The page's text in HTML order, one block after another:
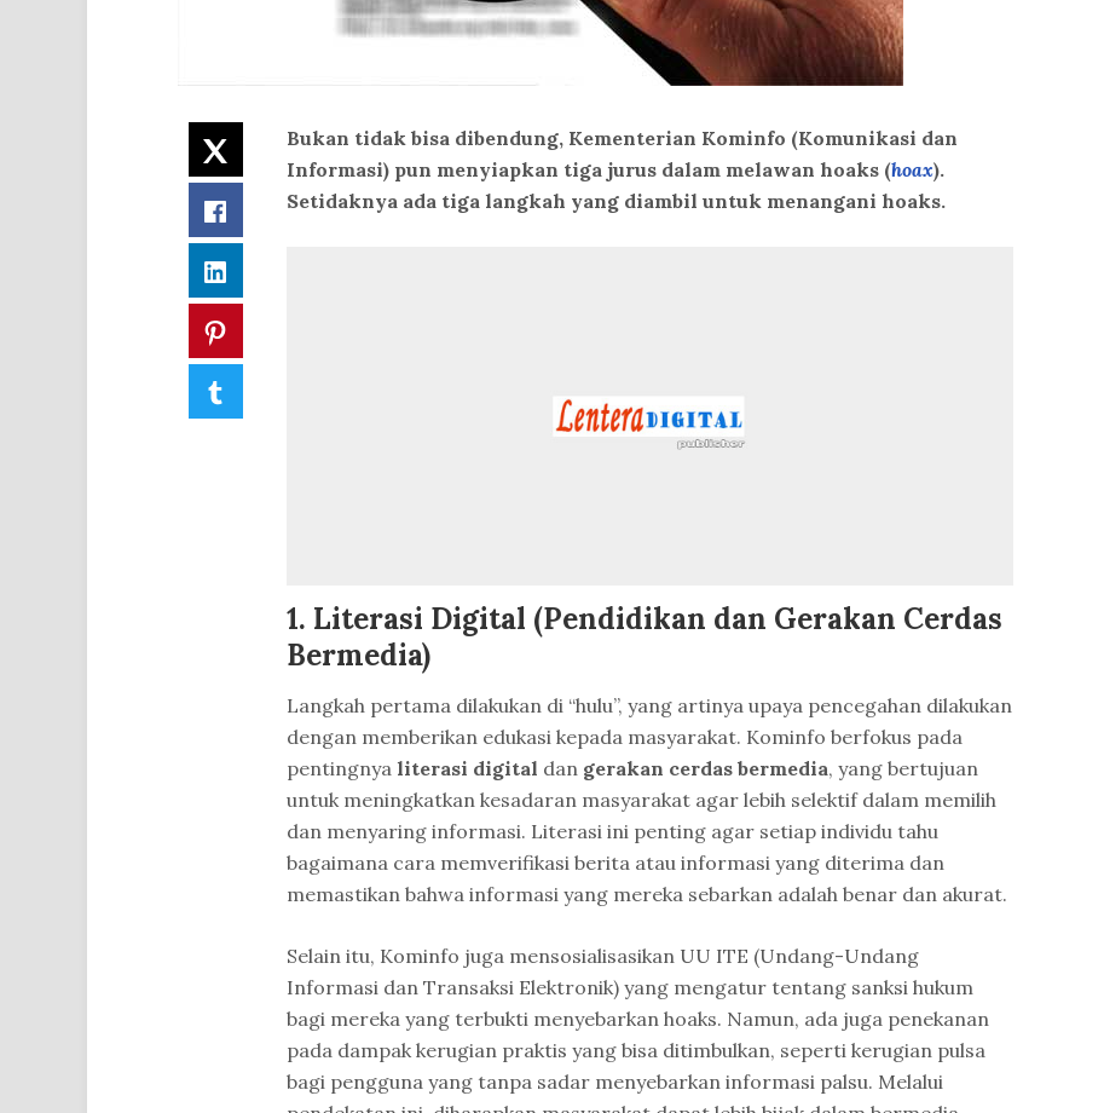
Twitter
Facebook
Bukan tidak bisa dibendung, Kementerian Kominfo (Komunikasi dan
Informasi) pun menyiapkan tiga jurus dalam melawan hoaks (hoax).
Setidaknya ada tiga langkah yang diambil untuk menangani hoaks.
1. Literasi Digital (Pendidikan dan Gerakan Cerdas
Bermedia)
Langkah pertama dilakukan di “hulu”, yang artinya upaya pencegahan dilakukan
dengan memberikan edukasi kepada masyarakat. Kominfo berfokus pada
pentingnya literasi digital dan gerakan cerdas bermedia, yang bertujuan
untuk meningkatkan kesadaran masyarakat agar lebih selektif dalam memilih
dan menyaring informasi. Literasi ini penting agar setiap individu tahu
bagaimana cara memverifikasi berita atau informasi yang diterima dan
memastikan bahwa informasi yang mereka sebarkan adalah benar dan akurat.
Selain itu, Kominfo juga mensosialisasikan UU ITE (Undang-Undang
Informasi dan Transaksi Elektronik) yang mengatur tentang sanksi hukum
bagi mereka yang terbukti menyebarkan hoaks. Namun, ada juga penekanan
pada dampak kerugian praktis yang bisa ditimbulkan, seperti kerugian pulsa
bagi pengguna yang tanpa sadar menyebarkan informasi palsu. Melalui